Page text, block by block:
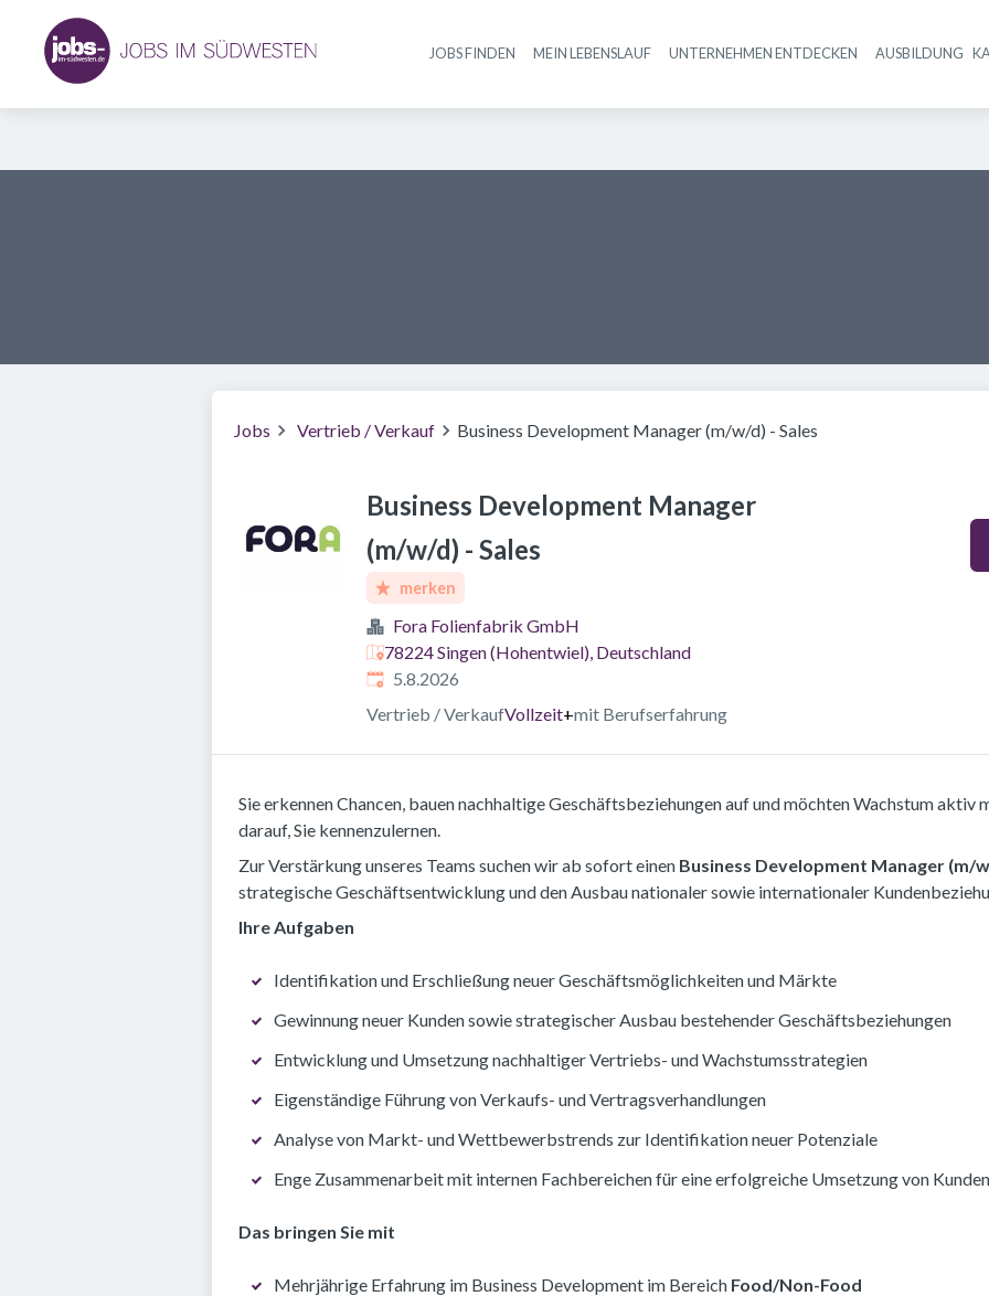
Haupt-Navigation
JOBS FINDEN MEIN LEBENSLAUF UNTERNEHMEN ENTDECKEN AUSBILDUNG
Jobs Vertrieb / Verkauf Business Development Manager (m/w/d) - Sales
Business Development Manager
(m/w/d) - Sales
merken
Fora Folienfabrik GmbH
78224 Singen (Hohentwiel), Deutschland
Veröffentlicht
5.8.2026
Vertrieb / VerkaufVollzeit+mit Berufserfahrung
Sie erkennen Chancen, bauen nachhaltige Geschäftsbeziehungen auf und möchten Wachstum aktiv
darauf, Sie kennenzulernen.
Zur Verstärkung unseres Teams suchen wir ab sofort einen Business Development Manager (m/
strategische Geschäftsentwicklung und den Ausbau nationaler sowie internationaler
Ihre Aufgaben
Identifikation und Erschließung neuer Geschäftsmöglichkeiten und Märkte
Gewinnung neuer Kunden sowie strategischer Ausbau bestehender Geschäftsbeziehungen
Entwicklung und Umsetzung nachhaltiger Vertriebs- und Wachstumsstrategien
Eigenständige Führung von Verkaufs- und Vertragsverhandlungen
Analyse von Markt- und Wettbewerbstrends zur Identifikation neuer Potenziale
Enge Zusammenarbeit mit internen Fachbereichen für eine erfolgreiche Umsetzung von
Das bringen Sie mit
Mehrjährige Erfahrung im Business Development im Bereich Food/Non-Food